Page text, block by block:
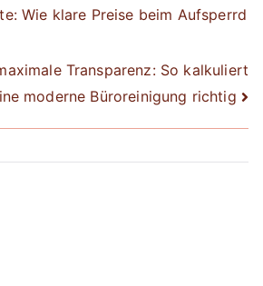
Wie klare Preise beim Aufsperrd
Transparenz: So kalkuliert
moderne Büroreinigung richtig